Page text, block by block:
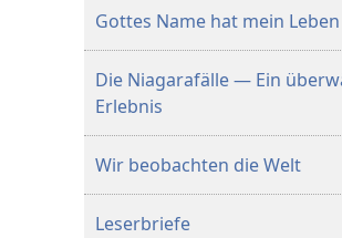
Gottes Name hat mein
Die Niagarafälle — Ein
Erlebnis
Wir beobachten die Welt
Leserbriefe